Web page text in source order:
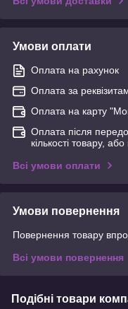
Умови оплати
Оплата на рахунок
Оплата за
Оплата на карту
Оплата після
кількості товару,
Всі умови оплати
Умови повернення
Повернення товару
Всі умови повернення
Подібні товари